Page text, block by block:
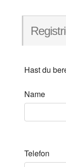
Hast du
Name
Telefon